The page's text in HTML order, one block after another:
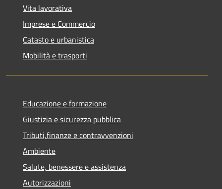
Vita lavorativa
Imprese e Commercio
Catasto e urbanistica
Mobilità e trasporti
Educazione e formazione
Giustizia e sicurezza pubblica
Tributi,finanze e contravvenzioni
Ambiente
Salute, benessere e assistenza
Autorizzazioni